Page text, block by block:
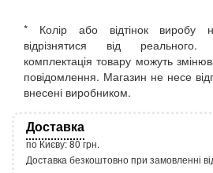
* Колір або відтінок виробу
відрізнятися від
комплектація товару можуть
повідомлення. Магазин не несе
внесені виробником.
Доставка
по Києву: 80 грн.
Доставка безкоштовно при замовленні